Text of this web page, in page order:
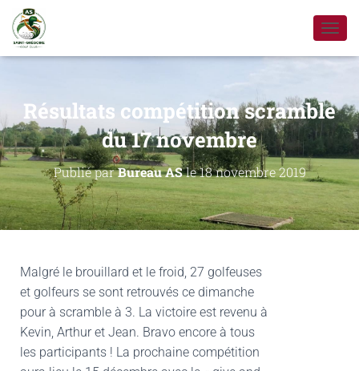
D
É
I
E
A
N
V
I
Résultats compétition scramble
du 17 novembre
Publié parBureau ASle18 novembre 2019
Malgré le brouillard et le froid, 27 golfeuses
et golfeurs se sont retrouvés ce dimanche
pour à scramble à 3. La victoire est revenu à
Kevin, Arthur et Jean. Bravo encore à tous
les participants ! La prochaine compétition